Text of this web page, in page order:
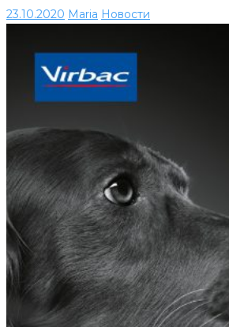
23.10.2020 Maria Новости